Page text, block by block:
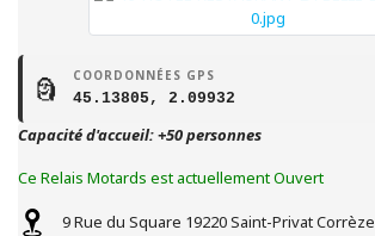
🗿 COORDONNÉES GPS
45.13805, 2.09932
Capacité d'accueil: +50 personnes
Ce Relais Motards est actuellement Ouvert
9 Rue du Square 19220Saint-PrivatCorrèze